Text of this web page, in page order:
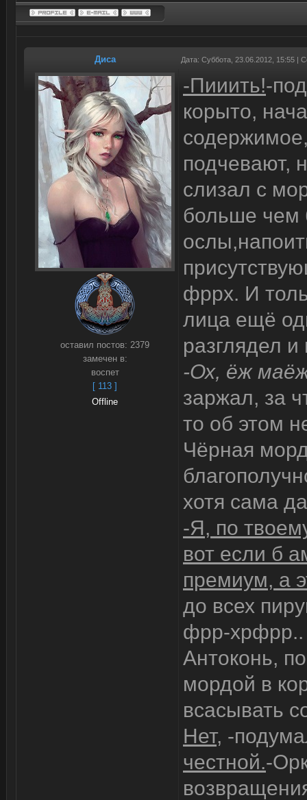
Диса Дата: Суббота, 23.06.2012, 15:55 |
оставил постов: 2379
замечен в:
воспет
[ 113 ]
Offline
-Пииить!-
корыто,
подчевают,
слизал с
больше чем
фррх. И
лица ещё
разглядел
-Ох, ёж
заржал, за
то об этом
Чёрная
хотя сама
-Я, по
вот если б
премиум, а
до всех
фрр-хрфрр..
Антоконь,
мордой в
всасывать
Нет, -
честной.-